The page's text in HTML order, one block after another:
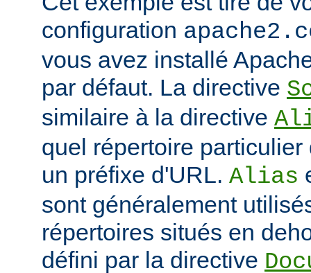
configuration
vous avez installé
par défaut. La directive
similaire à la directive
quel répertoire
un préfixe d'URL. Alias
sont généralement
répertoires situés en
défini par la directive